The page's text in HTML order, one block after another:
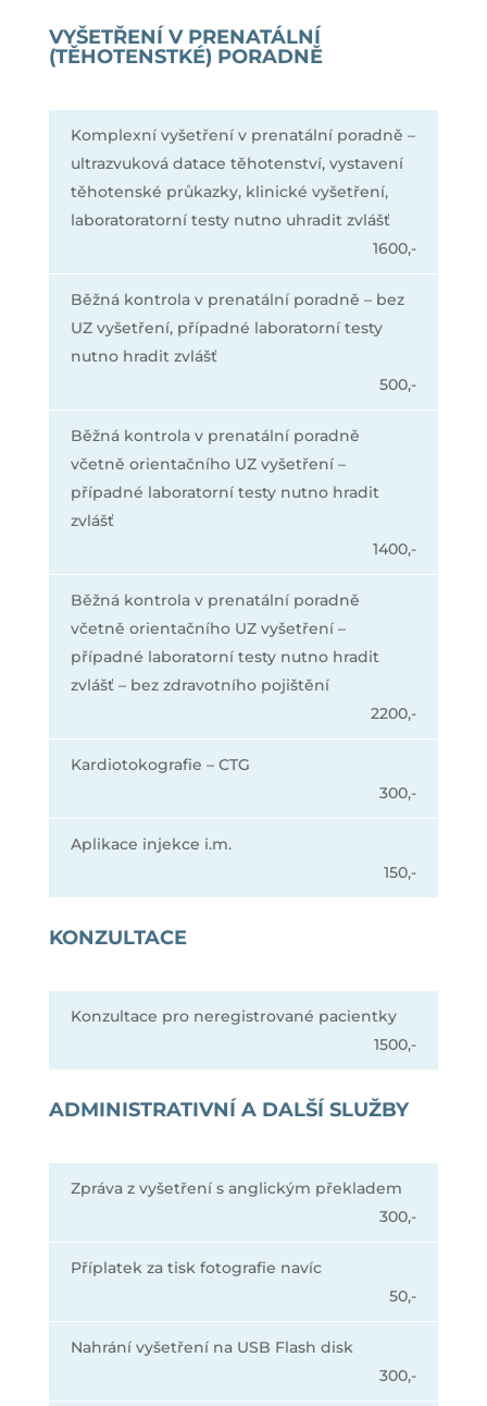
VYŠETŘENÍ V PRENATÁLNÍ
(TĚHOTENSTKÉ) PORADNĚ
Komplexní vyšetření v prenatální poradně –
ultrazvuková datace těhotenství, vystavení
těhotenské průkazky, klinické vyšetření,
laboratoratorní testy nutno uhradit zvlášť
1600,-
Běžná kontrola v prenatální poradně – bez
UZ vyšetření, případné laboratorní testy
nutno hradit zvlášť
500,-
Běžná kontrola v prenatální poradně
včetně orientačního UZ vyšetření –
případné laboratorní testy nutno hradit
zvlášť
1400,-
Běžná kontrola v prenatální poradně
včetně orientačního UZ vyšetření –
případné laboratorní testy nutno hradit
zvlášť – bez zdravotního pojištění
2200,-
Kardiotokografie – CTG
300,-
Aplikace injekce i.m.
150,-
KONZULTACE
Konzultace pro neregistrované pacientky
1500,-
ADMINISTRATIVNÍ A DALŠÍ SLUŽBY
Zpráva z vyšetření s anglickým překladem
300,-
Příplatek za tisk fotografie navíc
50,-
Nahrání vyšetření na USB Flash disk
300,-